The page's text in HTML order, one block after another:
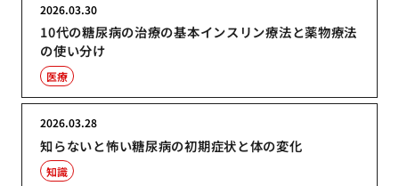
10代の糖尿病の治療の基本インスリン療法と薬物療法
の使い分け
2026.03.30
医療
知らないと怖い糖尿病の初期症状と体の変化
2026.03.28
知識